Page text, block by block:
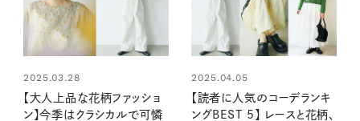
2025.03.28
【大人上品な花柄ファッショ
ン】今季はクラシカルで可憐
2025.04.05
【読者に人気のコーデランキ
ングBEST 5】 レースと花柄、